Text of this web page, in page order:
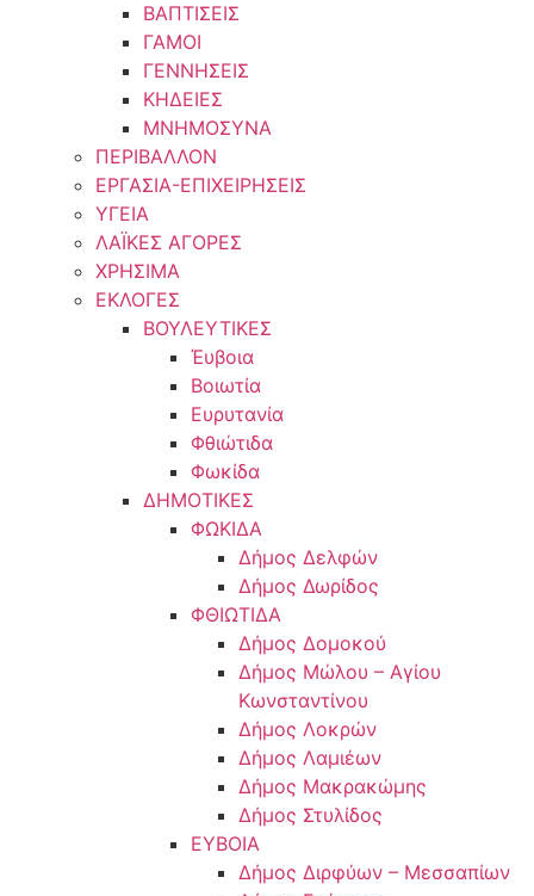
ΒΑΠΤΙΣΕΙΣ
ΓΑΜΟΙ
ΓΕΝΝΗΣΕΙΣ
ΚΗΔΕΙΕΣ
ΜΝΗΜΟΣΥΝΑ
ΠΕΡΙΒΑΛΛΟΝ
ΕΡΓΑΣΙΑ-ΕΠΙΧΕΙΡΗΣΕΙΣ
ΥΓΕΙΑ
ΛΑΪΚΕΣ ΑΓΟΡΕΣ
ΧΡΗΣΙΜΑ
ΕΚΛΟΓΕΣ
ΒΟΥΛΕΥΤΙΚΕΣ
Έυβοια
Βοιωτία
Ευρυτανία
Φθιώτιδα
Φωκίδα
ΔΗΜΟΤΙΚΕΣ
ΦΩΚΙΔΑ
Δήμος Δελφών
Δήμος Δωρίδος
ΦΘΙΩΤΙΔΑ
Δήμος Δομοκού
Δήμος Μώλου – Αγίου
Κωνσταντίνου
Δήμος Λοκρών
Δήμος Λαμιέων
Δήμος Μακρακώμης
Δήμος Στυλίδος
ΕΥΒΟΙΑ
Δήμος Διρφύων – Μεσσαπίων